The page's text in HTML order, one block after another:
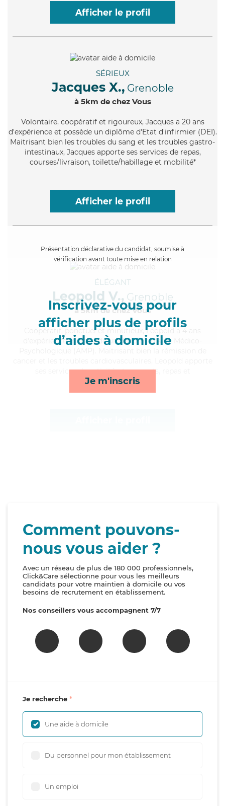
Afficher le profil
SÉRIEUX
Jacques X., Grenoble
à 5km de chez Vous
Volontaire, coopératif et rigoureux, Jacques a 20 ans
d'expérience et possède un diplôme d'Etat d'infirmier (DEI).
Maitrisant bien les troubles du sang et les troubles gastro-
intestinaux, Jacques apporte ses services de repas,
courses/livraison, toilette/habillage et mobilité*
Afficher le profil
Présentation déclarative du candidat, soumise à
vérification avant toute mise en relation
Inscrivez-vous pour
afficher plus de profils
d’aides à domicile
Je m'inscris
ÉLÉGANT
Leopold V., Grenoble
à 5km de chez Vous
, ponctuel et minutieux, Leopold a 4 ans
d'expérience et possède un diplôme d'Aide Médico-
ses services de activités, transports, repas et
courses/livraison*
Comment pouvons-
nous vous aider ?
Avec un réseau de plus de 180 000 professionnels,
Click&Care sélectionne pour vous les meilleurs
candidats pour votre maintien à domicile ou vos
besoins de recrutement en établissement.
Nos conseillers vous accompagnent 7/7
Je recherche
Une aide à domicile
Du personnel pour mon établissement
Un emploi